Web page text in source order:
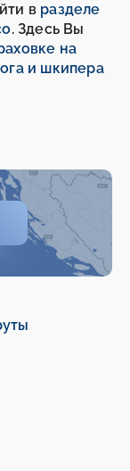
в разделе
. Здесь Вы
на
и шкипера